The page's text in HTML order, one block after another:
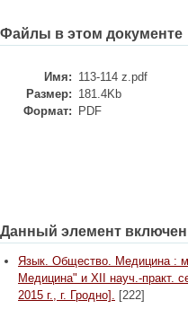
Файлы в этом документе
Имя: 113-114 z.pdf
Размер: 181.4Kb
Формат:
PDF
Данный элемент
Язык. Общество. Медицина :
Медицина" и XII науч.-практ.
2015 г., г. Гродно]. [222]